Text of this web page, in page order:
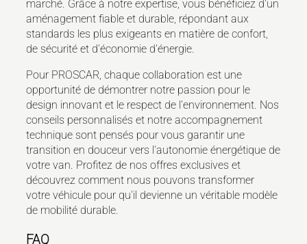
marché. Grâce à notre expertise, vous bénéficiez d'un
aménagement fiable et durable, répondant aux
standards les plus exigeants en matière de confort,
de sécurité et d'économie d'énergie.
Pour PROSCAR, chaque collaboration est une
opportunité de démontrer notre passion pour le
design innovant et le respect de l'environnement. Nos
conseils personnalisés et notre accompagnement
technique sont pensés pour vous garantir une
transition en douceur vers l'autonomie énergétique de
votre van. Profitez de nos offres exclusives et
découvrez comment nous pouvons transformer
votre véhicule pour qu'il devienne un véritable modèle
de mobilité durable.
FAQ